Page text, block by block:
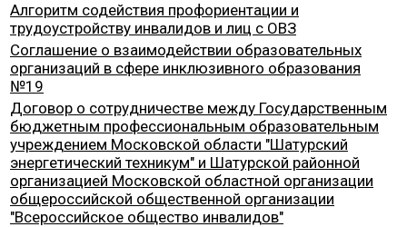
Алгоритм содействия профориентации и
трудоустройству инвалидов и лиц с ОВЗ
Соглашение о взаимодействии образовательных
организаций в сфере инклюзивноrо образования
№19
Договор о сотрудничестве между Государственным
бюджетным профессиональным образовательным
учреждением Московской области "Шатурский
энергетический техникум" и Шатурской районной
организацией Московской областной организации
общероссийской общественной организации
"Всероссийское общество инвалидов"